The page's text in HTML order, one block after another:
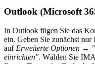
Outlook (Microsoft
In Outlook fügen Sie das
ein. Geben Sie zunächst
auf Erweiterte Optionen →
einrichten". Wählen Sie